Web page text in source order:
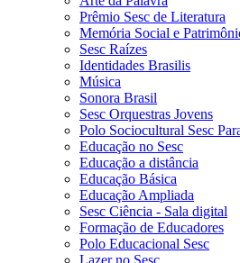
Prêmio Sesc de Literatura
Memória Social e
Sesc Raízes
Identidades Brasilis
Música
Sonora Brasil
Sesc Orquestras Jovens
Polo Sociocultural Sesc
Educação no Sesc
Educação a distância
Educação Básica
Educação Ampliada
Sesc Ciência - Sala digital
Formação de Educadores
Polo Educacional Sesc